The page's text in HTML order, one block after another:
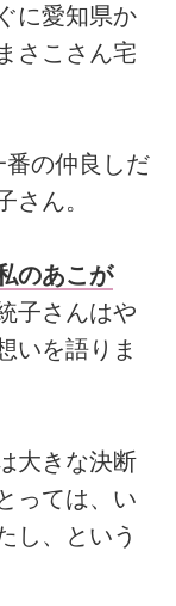
に愛知県か
さこさん宅
の仲良しだ
さん。
のあこが
子さんはや
いを語りま
大きな決断
っては、い
し、という